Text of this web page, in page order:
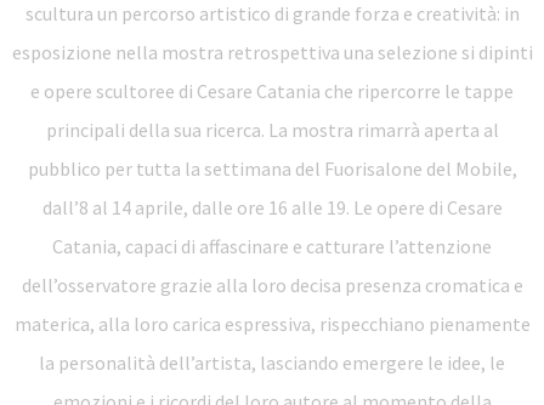
scultura un percorso artistico di grande forza e creatività: in
esposizione nella mostra retrospettiva una selezione si dipinti
e opere scultoree di Cesare Catania che ripercorre le tappe
principali della sua ricerca. La mostra rimarrà aperta al
pubblico per tutta la settimana del Fuorisalone del Mobile,
dall’8 al 14 aprile, dalle ore 16 alle 19. Le opere di Cesare
Catania, capaci di affascinare e catturare l’attenzione
dell’osservatore grazie alla loro decisa presenza cromatica e
materica, alla loro carica espressiva, rispecchiano pienamente
la personalità dell’artista, lasciando emergere le idee, le